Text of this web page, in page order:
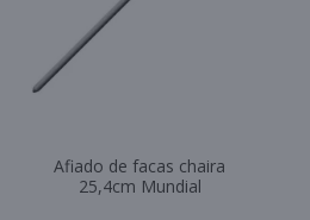
Afiado de facas chaira
25,4cm Mundial